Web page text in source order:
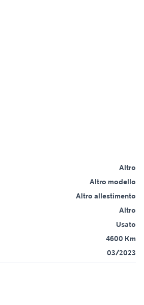
Altro
Altro modello
Altro allestimento
Altro
Usato
4600 Km
03/2023